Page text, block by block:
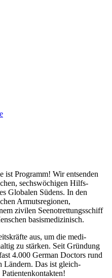
ist Programm! Wir ent­senden
sechs­wöchigen Hilfs­
Globalen Südens. In den
Armuts­regionen,
zivilen Seenotrettungsschiff
basismedizinisch.
aus, um die medi­
zu stärken. Seit Gründung
4.000 German Doctors rund
Ländern. Das ist gleich­